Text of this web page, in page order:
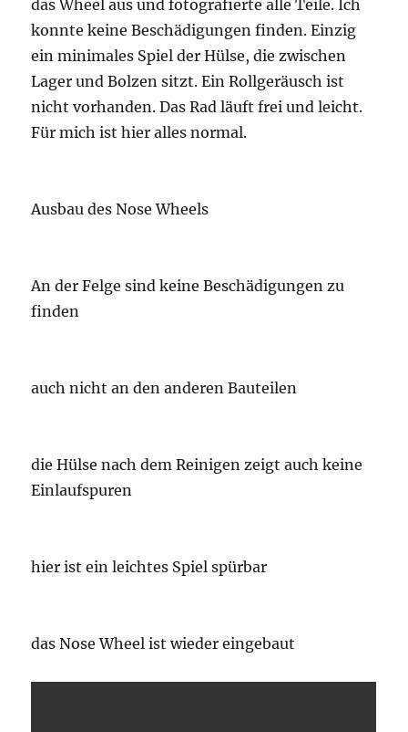
das Wheel aus und fotografierte alle Teile. Ich
konnte keine Beschädigungen finden. Einzig
ein minimales Spiel der Hülse, die zwischen
Lager und Bolzen sitzt. Ein Rollgeräusch ist
nicht vorhanden. Das Rad läuft frei und leicht.
Für mich ist hier alles normal.
Ausbau des Nose Wheels
An der Felge sind keine Beschädigungen zu
finden
auch nicht an den anderen Bauteilen
die Hülse nach dem Reinigen zeigt auch keine
Einlaufspuren
hier ist ein leichtes Spiel spürbar
das Nose Wheel ist wieder eingebaut